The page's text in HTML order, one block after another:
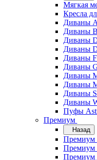
Мягкая
Кресла
Диваны
Диваны
Диваны
Диваны
Диваны
Диваны
Диваны
Диваны
Диваны
Диваны
Пуфы
Премиум
Назад
Премиум
Премиум
Премиум